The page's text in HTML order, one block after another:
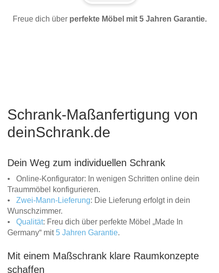
Freue dich über perfekte Möbel mit 5 Jahren Garantie.
Schrank-Maßanfertigung von
deinSchrank.de
Dein Weg zum individuellen Schrank
• Online-Konfigurator: In wenigen Schritten online dein
Traummöbel konfigurieren.
• Zwei-Mann-Lieferung: Die Lieferung erfolgt in dein
Wunschzimmer.
• Qualität: Freu dich über perfekte Möbel „Made In
Germany“ mit 5 Jahren Garantie.
Mit einem Maßschrank klare Raumkonzepte
schaffen